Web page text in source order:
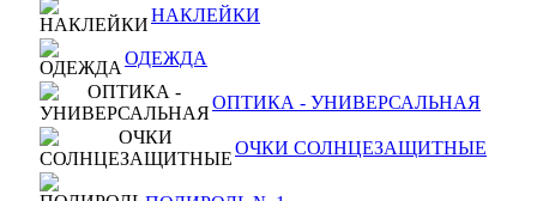
НАКЛЕЙКИ
ОДЕЖДА
ОПТИКА - УНИВЕРСАЛЬНАЯ
ОЧКИ СОЛНЦЕЗАЩИТНЫЕ